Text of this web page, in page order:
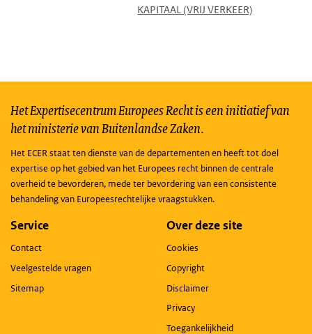
KAPITAAL (VRIJ VERKEER)
Het Expertisecentrum Europees Recht is een initiatief van
het ministerie van Buitenlandse Zaken.
Het ECER staat ten dienste van de departementen en heeft tot doel
expertise op het gebied van het Europees recht binnen de centrale
overheid te bevorderen, mede ter bevordering van een consistente
behandeling van Europeesrechtelijke vraagstukken.
Service
Contact
Veelgestelde vragen
Sitemap
Over deze site
Cookies
Copyright
Disclaimer
Privacy
Toegankelijkheid